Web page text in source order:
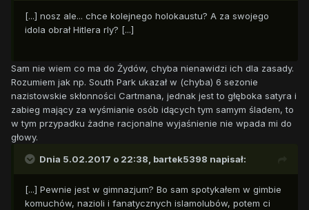
[...] nosz ale... chce kolejnego holokaustu? A za swojego
idola obrał Hitlera rly? [...]
Sam nie wiem co ma do Żydów, chyba nienawidzi ich dla zasady.
Rozumiem jak np. South Park ukazał w (chyba) 6 sezonie
nazistowskie skłonności Cartmana, jednak jest to głęboka satyra i
zabieg mający za wyśmianie osób idących tym samym śladem, to
w tym przypadku żadne racjonalne wyjaśnienie nie wpada mi do
głowy.
Dnia 5.02.2017 o 22:38, bartek5398 napisał:
[...] Pewnie jest w gimnazjum? Bo sam spotykałem w gimbie
komuchów, nazioli i fanatycznych islamolubów, potem ci